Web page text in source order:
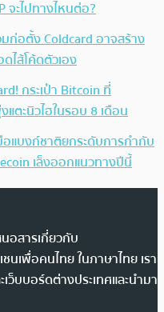
จะไปทางไหนต่อ?
ก่อตั้ง Coldcard อาจสร้าง
ส้โค้ดตัวเอง
กระเป๋า Bitcoin ที่
แตะนิวไฮในรอบ 8 เดือน
แบงก์ชาติยกระดับการกำกับ
เล็งออกแนวทางปีนี้
อสารเกี่ยวกับ
นเพื่อคนไทย ในภาษาไทย เรา
ว็บบอร์ดต่างประเทศและนำมา